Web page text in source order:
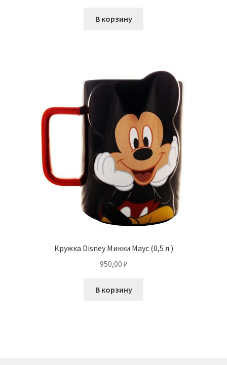
В корзину
Кружка Disney Микки Маус (0,5 л.)
950,00 ₽
В корзину